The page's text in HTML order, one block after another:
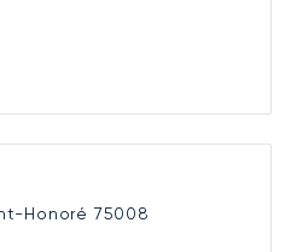
Honoré 75008